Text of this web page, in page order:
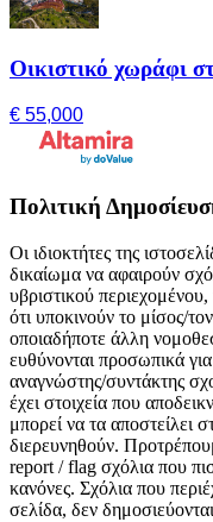
Οικιστικό χωράφι
€ 55,000
Πολιτική
Οι ιδιοκτήτες της
δικαίωμα να αφαιρούν
υβριστικού
ότι υποκινούν το μίσος/
οποιαδήποτε άλλη
ευθύνονται προσωπικά
αναγνώστης/συντάκτης
έχει στοιχεία που
μπορεί να τα αποστείλει
διερευνηθούν.
report / flag σχόλια που
κανόνες. Σχόλια που
σελίδα, δεν